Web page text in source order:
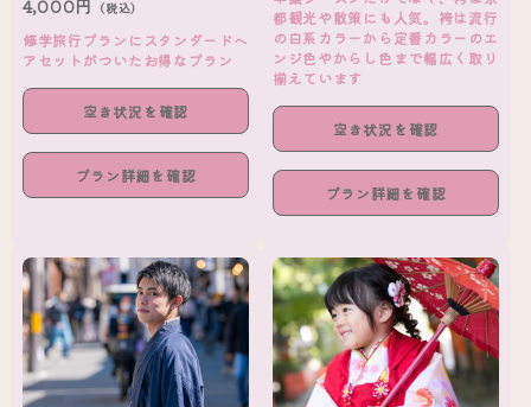
4,000円 （税込）
修学旅行プランにスタンダードヘ
アセットがついたお得なプラン
空き状況を確認
プラン詳細を確認
都観光や散策にも人気。袴は流行
の白系カラーから定番カラーのエ
ンジ色やからし色まで幅広く取り
揃えています
空き状況を確認
プラン詳細を確認